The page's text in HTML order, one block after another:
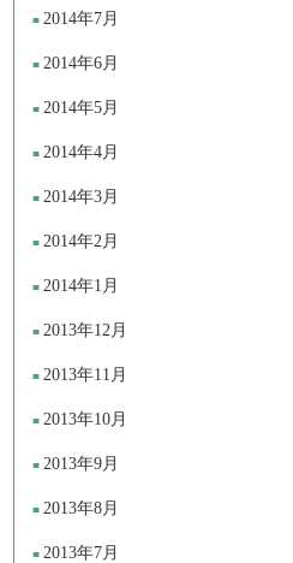
2014年7月
2014年6月
2014年5月
2014年4月
2014年3月
2014年2月
2014年1月
2013年12月
2013年11月
2013年10月
2013年9月
2013年8月
2013年7月